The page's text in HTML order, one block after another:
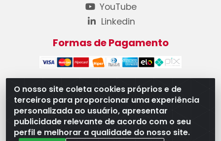
O nosso site coleta cookies próprios e de
terceiros para proporcionar uma experiência
personalizada ao usuário, apresentar
publicidade relevante de acordo com o seu
perfil e melhorar a qualidade do nosso site.
YouTube
Linkedin
Formas de Pagamento
WB Componentes Automotivos LTDA - CNPJ
08.528.393/0001-12 - Rua do Níquel, 667 - Parque
Oeste Industrial, Goiânia/GO - CEP 74375-660